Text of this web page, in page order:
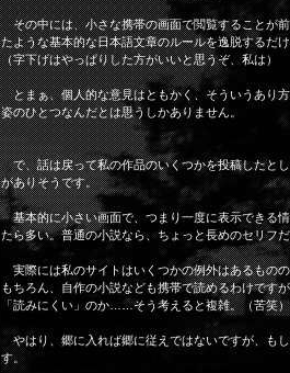
その中には、小さな携帯の画面で閲覧することが
たような基本的な日本語文章のルールを逸脱するだ
（字下げはやっぱりした方がいいと思うぞ、私は）
とまぁ、個人的な意見はともかく、そういうあり
姿のひとつなんだとは思うしかありません。
で、話は戻って私の作品のいくつかを投稿したと
がありそうです。
基本的に小さい画面で、つまり一度に表示できる
たら多い。普通の小説なら、ちょっと長めのセリフ
実際には私のサイトはいくつかの例外はあるもの
もちろん、自作の小説なども携帯で読めるわけです
「読みにくい」のか……そう考えると複雑。（苦笑）
やはり、郷に入れば郷に従えではないですが、も
す。